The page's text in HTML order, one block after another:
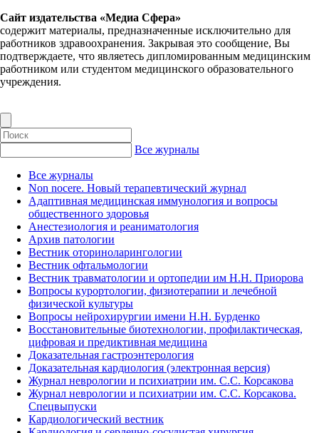
Сайт издательства «Медиа Сфера»
содержит материалы, предназначенные исключительно для
работников здравоохранения. Закрывая это сообщение, Вы
подтверждаете, что являетесь дипломированным медицинским
работником или студентом медицинского образовательного
учреждения.
Все журналы
Все журналы
Non nocere. Новый терапевтический журнал
Адаптивная медицинская иммунология и вопросы
общественного здоровья
Анестезиология и реаниматология
Архив патологии
Вестник оториноларингологии
Вестник офтальмологии
Вестник травматологии и ортопедии им Н.Н. Приорова
Вопросы курортологии, физиотерапии и лечебной
физической культуры
Вопросы нейрохирургии имени Н.Н. Бурденко
Восстановительные биотехнологии, профилактическая,
цифровая и предиктивная медицина
Доказательная гастроэнтерология
Доказательная кардиология (электронная версия)
Журнал неврологии и психиатрии им. С.С. Корсакова
Журнал неврологии и психиатрии им. С.С. Корсакова.
Спецвыпуски
Кардиологический вестник